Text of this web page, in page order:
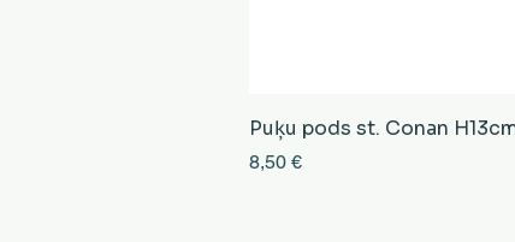
Puķu pods st. Conan
Cena
8,50 €